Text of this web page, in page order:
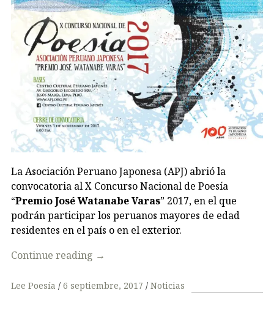
La Asociación Peruano Japonesa (APJ) abrió la
convocatoria al X Concurso Nacional de Poesía
“Premio José Watanabe Varas” 2017, en el que
podrán participar los peruanos mayores de edad
residentes en el país o en el exterior.
Continue reading →
Lee Poesía 6 septiembre, 2017 Noticias